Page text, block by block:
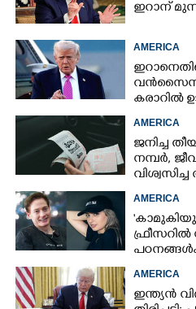
ഇറാന്
AMERICA
വൻസൈനിക
കരാറിൽ
AMERICA
ജനിച്ച
നമ്പർ,
AMERICA
AMERICA
ഇന്ത്യൻ